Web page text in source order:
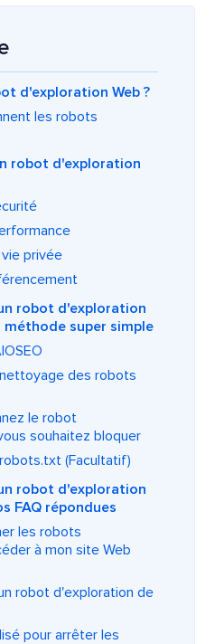
d'exploration Web ?
les robots
robot d'exploration
privée
robot d'exploration
méthode super simple
des robots
le robot
souhaitez bloquer
(Facultatif)
robot d'exploration
FAQ répondues
les robots
à mon site Web
robot d'exploration de
pour arrêter les